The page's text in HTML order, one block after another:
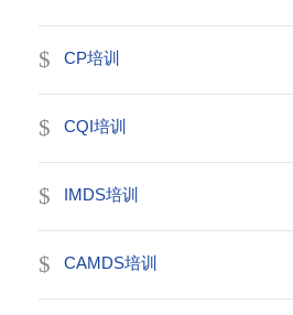
CP培训
CQI培训
IMDS培训
CAMDS培训